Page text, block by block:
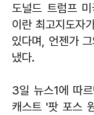
도널드 트럼프
이란 최고지도자
있다며, 언젠가
냈다.
3일 뉴스1에 따
캐스트 '팟 포스